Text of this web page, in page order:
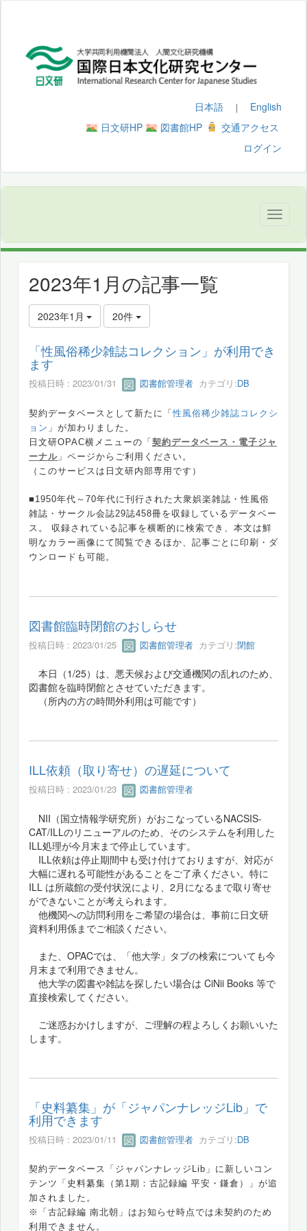
日本語 ｜ English
日文研HP
図書館HP
交通アクセス
ログイン
2023年1月の記事一覧
2023年1月 20件
「性風俗稀少雑誌コレクション」が利用でき
ます
投稿日時 : 2023/01/31 図書館管理者 カテゴリ:DB
契約データベースとして新たに「性風俗稀少雑誌コレクシ
ョン 」が加わりました。
日文研OPAC横メニューの「契約データベース・電子ジャ
ーナル 」ページからご利用ください。
（このサービスは日文研内部専用です）
■1950年代～70年代に刊行された大衆娯楽雑誌・性風俗
雑誌・サークル会誌29誌458冊を収録しているデータベー
ス。 収録されている記事を横断的に検索でき、本文は鮮
明なカラー画像にて閲覧できるほか、記事ごとに印刷・ダ
ウンロードも可能。
図書館臨時閉館のおしらせ
投稿日時 : 2023/01/25 図書館管理者 カテゴリ:閉館
本日（1/25）は、悪天候および交通機関の乱れのため、
図書館を臨時閉館とさせていただきます。
（所内の方の時間外利用は可能です）
ILL依頼（取り寄せ）の遅延について
投稿日時 : 2023/01/23 図書館管理者
NII（国立情報学研究所）がおこなっているNACSIS-
CAT/ILLのリニューアルのため、そのシステムを利用した
ILL処理が今月末まで停止しています。
ILL依頼は停止期間中も受け付けておりますが、対応が
大幅に遅れる可能性があることをご了承ください。特に
ILL は所蔵館の受付状況により、2月になるまで取り寄せ
ができないことが考えられます。
他機関への訪問利用をご希望の場合は、事前に日文研
資料利用係までご相談ください。
また、OPACでは、「他大学」タブの検索についても今
月末まで利用できません。
他大学の図書や雑誌を探したい場合は CiNii Books 等で
直接検索してください。
ご迷惑おかけしますが、ご理解の程よろしくお願いいた
します。
「史料纂集」が「ジャパンナレッジLib」で
利用できます
投稿日時 : 2023/01/11 図書館管理者 カテゴリ:DB
契約データベース「ジャパンナレッジLib」に 新しいコン
テンツ 「史料纂集（第1期：古記録編 平安・鎌倉）
」が追
加されました。
※「古記録編 南北朝」 はお知らせ時点では未契約のため
利用できません。